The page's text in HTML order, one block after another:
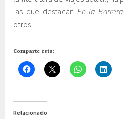
las que destacan En la Barrera
otros.
Comparte esto:
Relacionado